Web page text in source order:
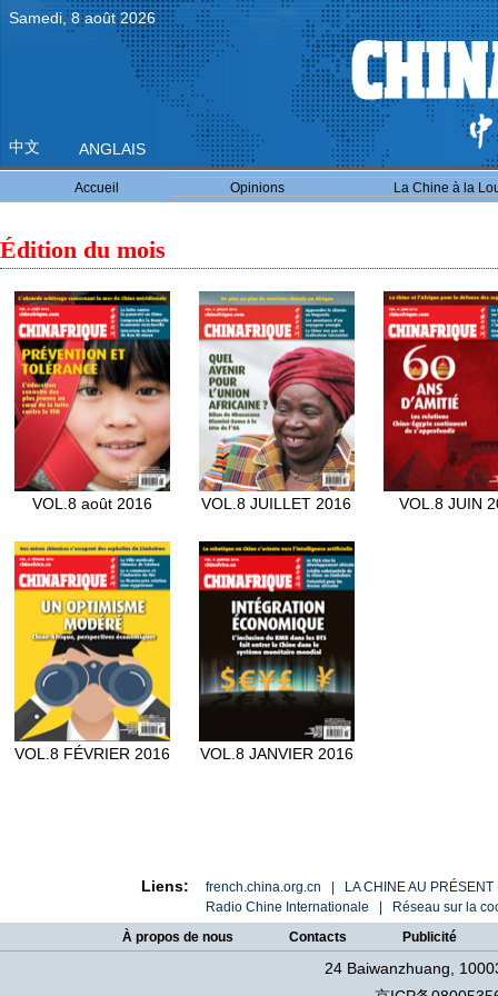
Samedi, 8 août 2026
中文 ANGLAIS
Accueil Opinions La Chine à la
Édition du mois
VOL.8 août 2016 VOL.8 JUILLET 2016 VOL.8 JUIN
VOL.8 FÉVRIER 2016 VOL.8 JANVIER 2016
Liens:
french.china.org.cn | LA CHINE AU
Radio Chine Internationale | Réseau sur la
À propos de nous
Contacts Publicité
24 Baiwanzhuang,